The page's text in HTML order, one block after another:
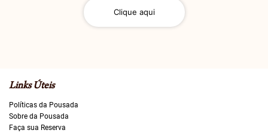
Clique aqui
Links Úteis
Políticas da Pousada
Sobre da Pousada
Faça sua Reserva